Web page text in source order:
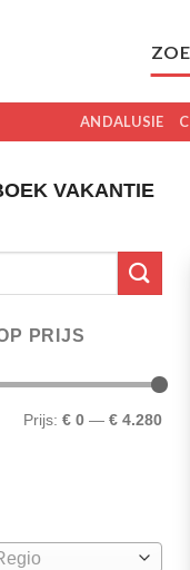
ANDALUSIE
VAKANTIE
PRIJS
Prijs: € 0 — € 4.280